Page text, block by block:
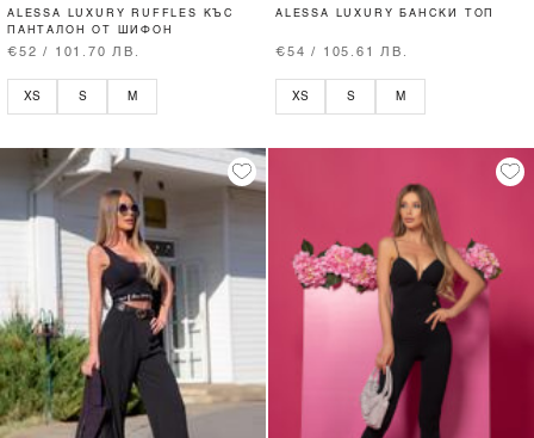
ALESSA LUXURY RUFFLES КЪС
ПАНТАЛОН ОТ ШИФОН
€52 / 101.70 ЛВ.
XS S M
ALESSA LUXURY БАНСКИ ТОП
€54 / 105.61 ЛВ.
XS S M